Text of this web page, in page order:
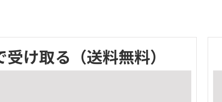
受け取る （送料無料）